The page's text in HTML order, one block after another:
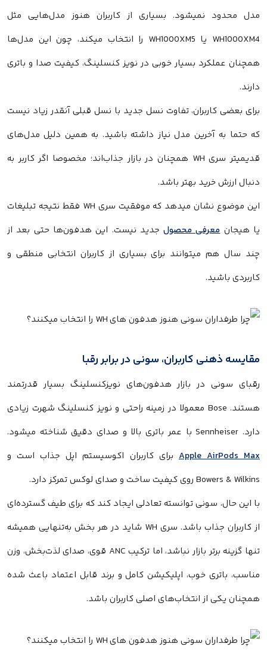
مدل محدود نمیشود. بسیاری از کاربران هنوز مدل‌هایی مثل
WH1000XM4 یا WH1000XM5 را انتخاب میکند، چون این مدل‌ها
همچنان عملکرد بسیار خوبی در نویز کنسلینگ، کیفیت صدا و باتری
دارند.
برای بعضی کاربران، تفاوت نسل جدید با نسل قبلی آنقدر زیاد نیست
که حتما به آخرین مدل نیاز داشته باشید. به همین دلیل مدل‌های
قدیمیتر سری WH همچنان در بازار جذاب‌اند؛ مخصوصا اگر کاربر به
دنبال ارزش خرید بهتر باشد.
این موضوع نشان میدهد که موفقیت سری WH فقط نتیجه تبلیغات
یا هیجانمعرفی محصولجدید نیست. این هدفون‌ها حتی بعد از
چند سال هم میتوانند برای بسیاری از کاربران انتخابی منطقی و
کاربردی باشید.
مقایسه ذهنی کاربران، سونی در برابر رقبا
رقبای سونی در بازار هدفون‌های نویزکنسلینگ بسیار قدرتمند
هستند. Bose معمولا در زمینه راحتی و نویز کنسلینگ شهرت زیادی
دارد. Sennheiser با عمر باتری بالا و صدای دقیق شناخته میشود.
Apple AirPods Maxبرای کاربران اکوسیستم اپل جذاب است و
Bowers & Wilkins روی کیفیت ساخت و صدای لوکس تمرکز دارد.
با این حال، سونی توانسته تعادلی ایجاد کند که برای طیف گسترده‌ای
از کاربران جذاب باشد. سری WH شاید در هر بخش به‌تنهایی همیشه
تنها گزینه برتر بازار نباشد، اما ترکیب ANC قوی، صدای لذت‌بخش، وزن
مناسب، باتری خوب، اپلیکیشن کامل و برند قابل اعتماد باعث شده
همچنان یکی از انتخاب‌های اصلی کاربران باشد.